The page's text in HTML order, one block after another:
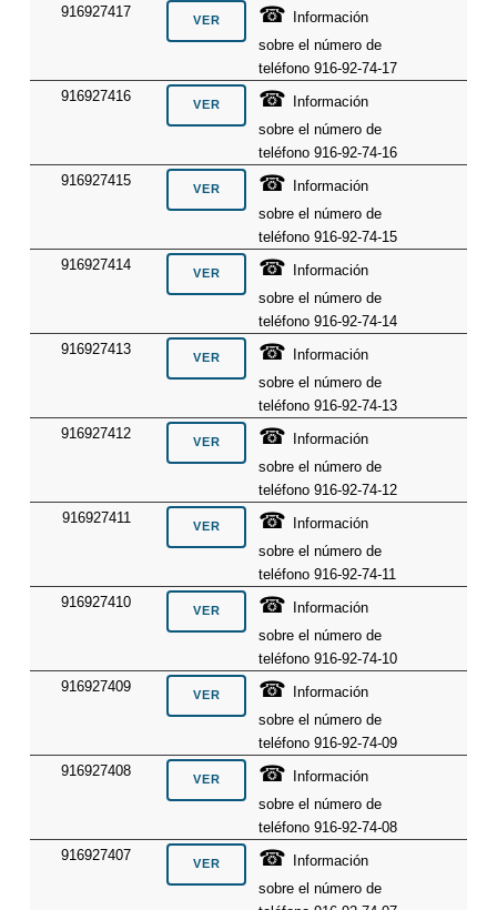
916927417
☎
Información
sobre el número de
teléfono 916-92-74-17
916927416
☎
Información
sobre el número de
teléfono 916-92-74-16
916927415
☎
Información
sobre el número de
teléfono 916-92-74-15
916927414
☎
Información
sobre el número de
teléfono 916-92-74-14
916927413
☎
Información
sobre el número de
teléfono 916-92-74-13
916927412
☎
Información
sobre el número de
teléfono 916-92-74-12
916927411
☎
Información
sobre el número de
teléfono 916-92-74-11
916927410
☎
Información
sobre el número de
teléfono 916-92-74-10
916927409
☎
Información
sobre el número de
teléfono 916-92-74-09
916927408
☎
Información
sobre el número de
teléfono 916-92-74-08
916927407
☎
Información
sobre el número de